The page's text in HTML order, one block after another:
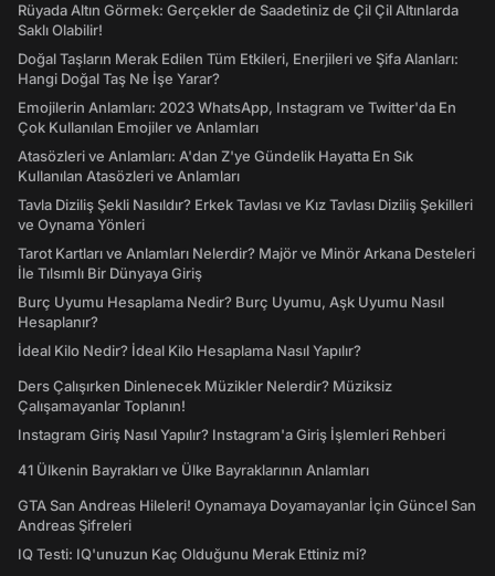
Rüyada Altın Görmek: Gerçekler de Saadetiniz de Çil Çil Altınlarda
Saklı Olabilir!
Doğal Taşların Merak Edilen Tüm Etkileri, Enerjileri ve Şifa Alanları:
Hangi Doğal Taş Ne İşe Yarar?
Emojilerin Anlamları: 2023 WhatsApp, Instagram ve Twitter'da En
Çok Kullanılan Emojiler ve Anlamları
Atasözleri ve Anlamları: A'dan Z'ye Gündelik Hayatta En Sık
Kullanılan Atasözleri ve Anlamları
Tavla Diziliş Şekli Nasıldır? Erkek Tavlası ve Kız Tavlası Diziliş Şekilleri
ve Oynama Yönleri
Tarot Kartları ve Anlamları Nelerdir? Majör ve Minör Arkana Desteleri
İle Tılsımlı Bir Dünyaya Giriş
Burç Uyumu Hesaplama Nedir? Burç Uyumu, Aşk Uyumu Nasıl
Hesaplanır?
İdeal Kilo Nedir? İdeal Kilo Hesaplama Nasıl Yapılır?
Ders Çalışırken Dinlenecek Müzikler Nelerdir? Müziksiz
Çalışamayanlar Toplanın!
Instagram Giriş Nasıl Yapılır? Instagram'a Giriş İşlemleri Rehberi
41 Ülkenin Bayrakları ve Ülke Bayraklarının Anlamları
GTA San Andreas Hileleri! Oynamaya Doyamayanlar İçin Güncel San
Andreas Şifreleri
IQ Testi: IQ'unuzun Kaç Olduğunu Merak Ettiniz mi?